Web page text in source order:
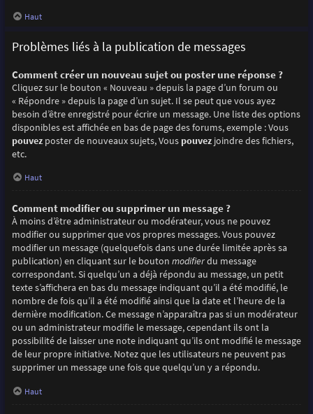
Haut
Problèmes liés à la publication de messages
Comment créer un nouveau sujet ou poster une réponse ?
Cliquez sur le bouton « Nouveau » depuis la page d’un forum ou
« Répondre » depuis la page d’un sujet. Il se peut que vous ayez
besoin d’être enregistré pour écrire un message. Une liste des options
disponibles est affichée en bas de page des forums, exemple : Vous
pouvezposter de nouveaux sujets, Vous pouvezjoindre des fichiers,
etc.
Haut
Comment modifier ou supprimer un message ?
À moins d’être administrateur ou modérateur, vous ne pouvez
modifier ou supprimer que vos propres messages. Vous pouvez
modifier un message (quelquefois dans une durée limitée après sa
publication) en cliquant sur le bouton modifierdu message
correspondant. Si quelqu’un a déjà répondu au message, un petit
texte s’affichera en bas du message indiquant qu’il a été modifié, le
nombre de fois qu’il a été modifié ainsi que la date et l’heure de la
dernière modification. Ce message n’apparaîtra pas si un modérateur
ou un administrateur modifie le message, cependant ils ont la
possibilité de laisser une note indiquant qu’ils ont modifié le message
de leur propre initiative. Notez que les utilisateurs ne peuvent pas
supprimer un message une fois que quelqu’un y a répondu.
Haut